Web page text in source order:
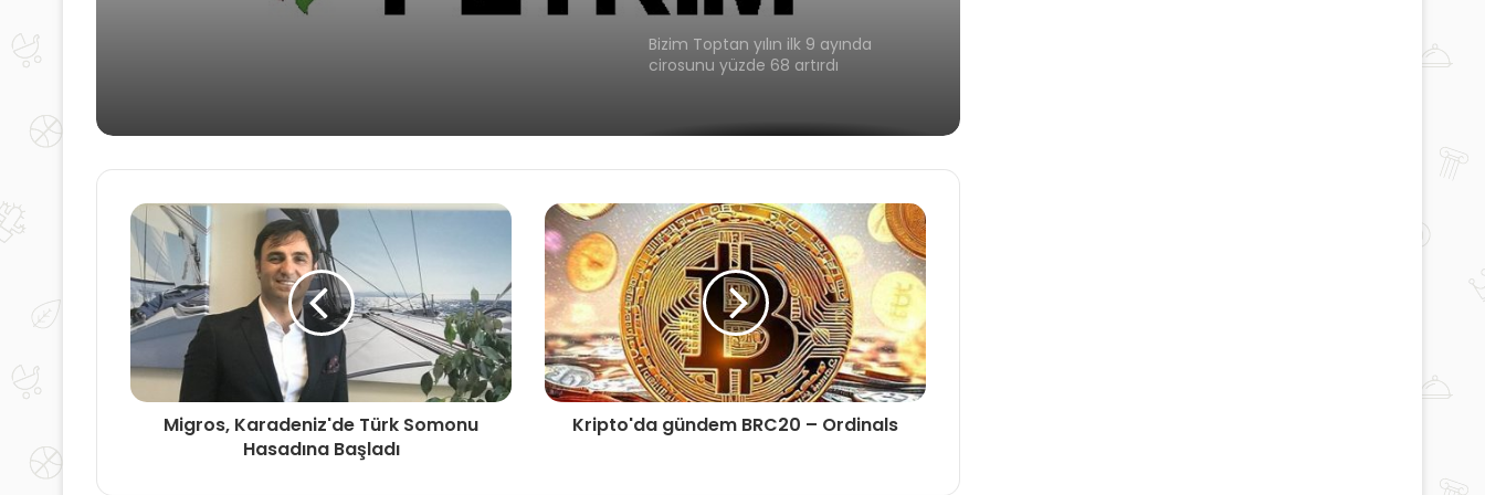
Adel Kalemcilik, ilk dokuz ayda 409,9
milyon TL kâra ulaştı
AgeSA, Üçüncü Çeyrekte 1.055
Milyon TL Kara Ulaştı
Türkiye Finans ilk dokuz ayda ülke
ekonomisine 145,2 milyar TL'lik katkı
sağladı
Güçlü büyümesini sürdüren Aydem
Yenilenebilir Enerji ilk 9 ayda kurulu
gücünü 1.168 MW'a yükseltti
Migros, Karadeniz'de Türk Somonu
Hasadına Başladı
Kripto'da gündem BRC20 – Ordinals